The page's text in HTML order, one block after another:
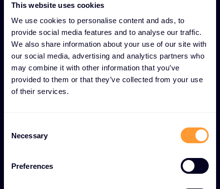
This website uses cookies
We use cookies to personalise content and ads, to
provide social media features and to analyse our traffic.
We also share information about your use of our site with
our social media, advertising and analytics partners who
may combine it with other information that you’ve
provided to them or that they’ve collected from your use
of their services.
Necessary
Preferences
XOD obsahuje nástroje na spoluprácu, ktoré
zlepšujú tímovú komunikáciu a produktivitu,
uľahčujú prácu na diaľku, zefektívňujú riadenie
projektov a spoluprácu v reálnom čase.
Rozhrania API a integrácie
XOD podporuje rozsiahle možnosti API, ktoré
prispôsobiť cloudové riešenia špecifickým
pracovným postupom.